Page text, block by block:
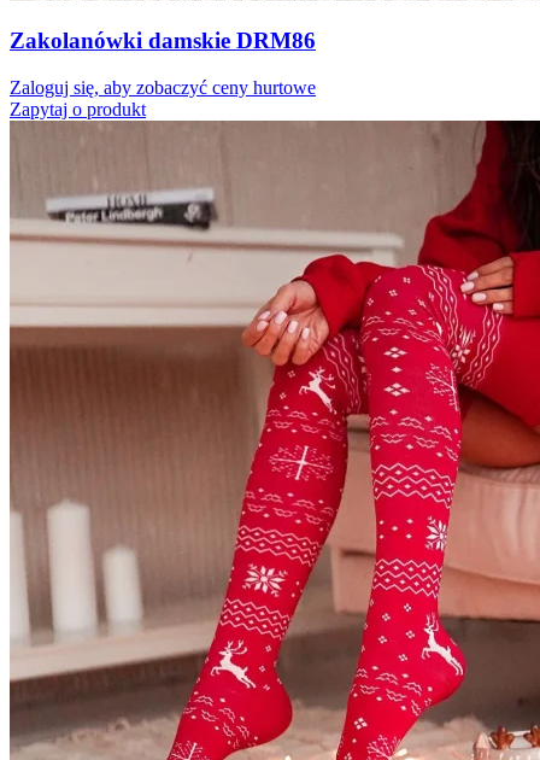
Zakolanówki damskie DRM86
Zaloguj się, aby zobaczyć ceny hurtowe
Zapytaj o produkt